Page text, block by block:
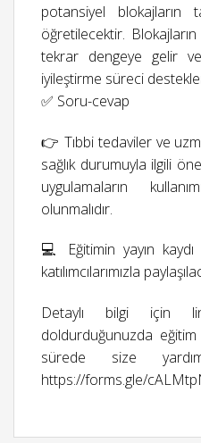
potansiyel blokajların
öğretilecektir. Blokajların
tekrar dengeye gelir
iyileştirme süreci
✅ Soru-cevap
👉 Tıbbi tedaviler ve
sağlık durumuyla ilgili
uygulamaların
olunmalıdır.
💻 Eğitimin yayın
katılımcılarımızla
Detaylı bilgi için
doldurduğunuzda eğitim
sürede size
https://forms.gle/